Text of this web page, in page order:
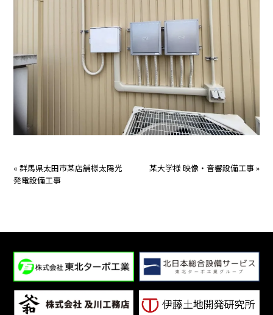
«群馬県太田市某店舗様太陽光
発電設備工事
某大学様 映像・音響設備工事»